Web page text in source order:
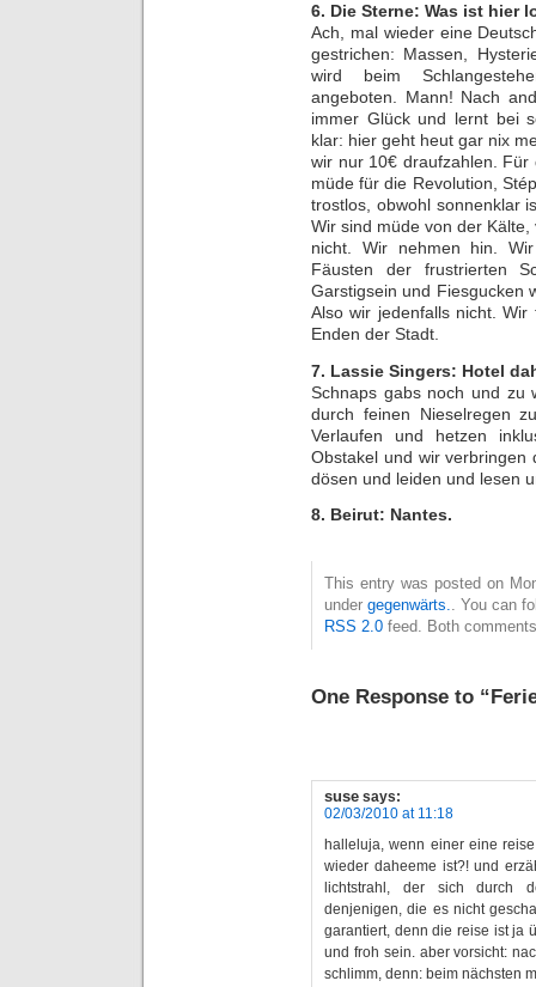
6. Die Sterne: Was ist hier
Ach, mal wieder eine
gestrichen: Massen,
wird beim
angeboten. Mann! Nach
immer Glück und lernt bei
klar: hier geht heut gar nix
wir nur 10€ draufzahlen. Für
müde für die Revolution,
trostlos, obwohl sonnenklar
Wir sind müde von der
nicht. Wir nehmen hin.
Fäusten der frustrierten
Garstigsein und Fiesgucken
Also wir jedenfalls nicht.
Enden der Stadt.
7. Lassie Singers: Hotel
Schnaps gabs noch und zu
durch feinen Nieselregen
Verlaufen und hetzen
Obstakel und wir verbringen
dösen und leiden und lesen
8. Beirut: Nantes.
This entry was posted on
under gegenwärts.. You can
RSS 2.0 feed. Both
One Response to
suse says:
02/03/2010 at 11:18
halleluja, wenn einer eine
wieder daheeme ist?! und
lichtstrahl, der sich durch
denjenigen, die es nicht
garantiert, denn die reise ist ja
und froh sein. aber vorsicht:
schlimm, denn: beim nächsten